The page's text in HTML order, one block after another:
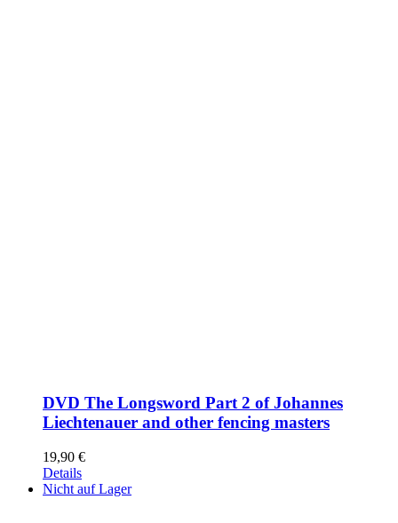
DVD The Longsword Part 2 of Johannes
Liechtenauer and other fencing masters
19,90 €
Details
Nicht auf Lager